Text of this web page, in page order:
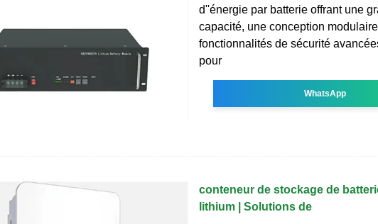
d''énergie par batterie offrant une
capacité, une conception
fonctionnalités de sécurité
pour
WhatsApp
conteneur de stockage de
lithium | Solutions de